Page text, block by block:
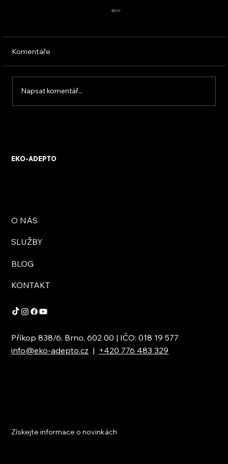
Větrné turbíny do domácnosti
Komentáře
Napsat komentář...
EKO-ADEPTO
O NÁS
SLUŽBY
BLOG
KONTAKT
Příkop 838/6, Brno, 602 00 | IČO: 018 19 577
info@eko-adepto.cz | +420 776 483 329
Získejte informace o novinkách